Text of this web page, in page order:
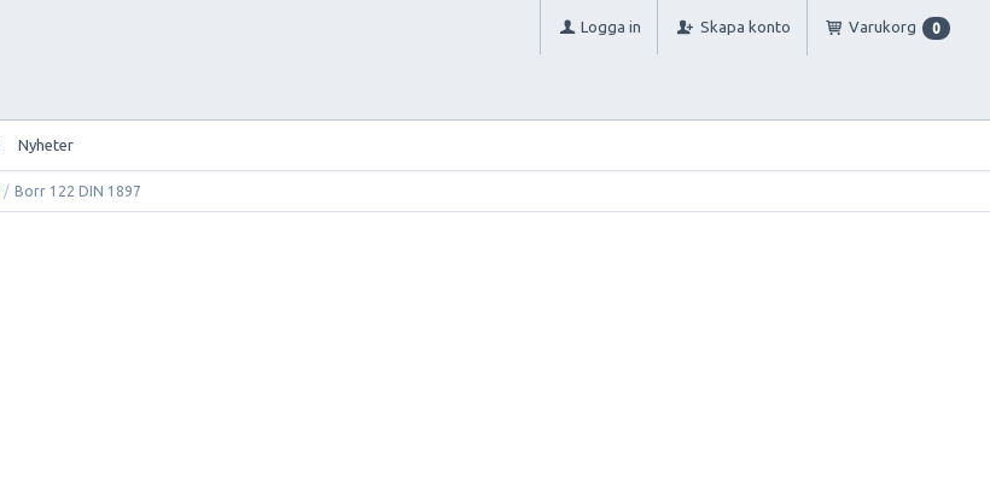
Logga in Skapa konto Varukorg 0
Nyheter
/ Borr 122 DIN 1897